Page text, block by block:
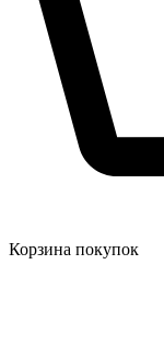
Корзина покупок